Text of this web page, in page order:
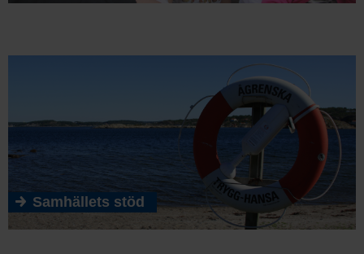
Samhällets stöd